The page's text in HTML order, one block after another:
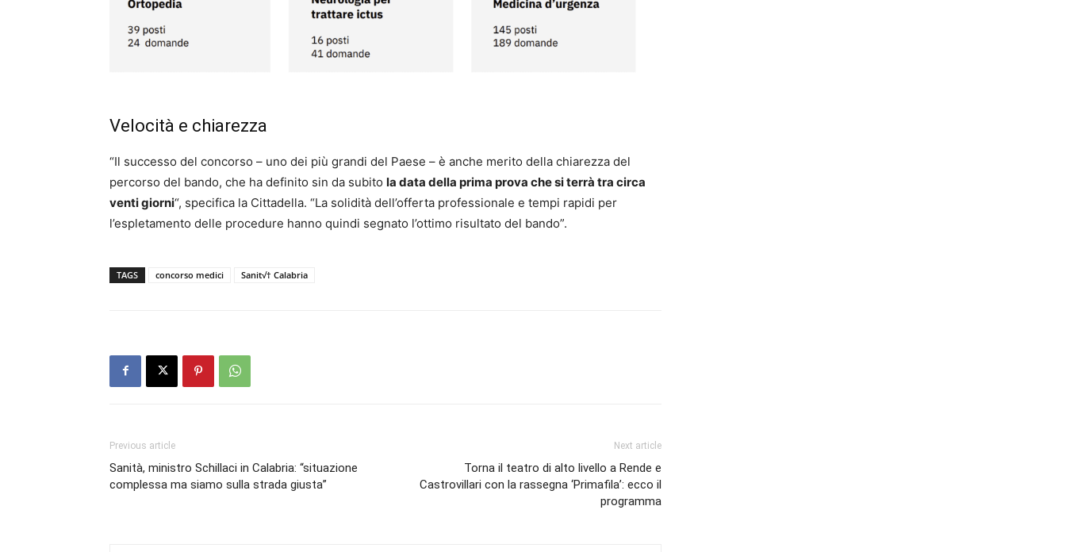
Velocità e chiarezza
“Il successo del concorso – uno dei più grandi del Paese – è anche merito della chiarezza del
percorso del bando, che ha definito sin da subito la data della prima prova che si terrà tra circa
venti giorni“, specifica la Cittadella. “La solidità dell’offerta professionale e tempi rapidi per
l’espletamento delle procedure hanno quindi segnato l’ottimo risultato del bando”.
TAGS concorso medici Sanit√† Calabria
Previous article
Sanità, ministro Schillaci in Calabria: “situazione
complessa ma siamo sulla strada giusta”
Next article
Torna il teatro di alto livello a Rende e
Castrovillari con la rassegna ‘Primafila’: ecco il
programma